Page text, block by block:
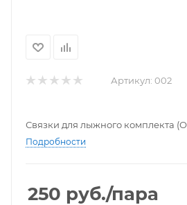
Артикул: 002
Связки для лыжного комплекта
Подробности
250 руб./пара